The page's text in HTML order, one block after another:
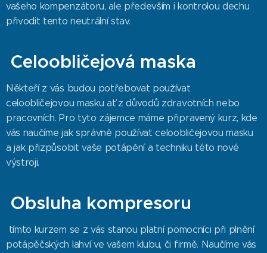
vašeho kompenzátoru, ale především i kontrolou dechu
přivodit tento neutrální stav.
Celoobličejová maska
Někteří z vás budou potřebovat používat
celoobličejovou masku ať z důvodů zdravotních nebo
pracovních. Pro tyto zájemce máme připravený kurz, kde
vás naučíme jak správně používat celoobličejovou masku
a jak přizpůsobit vaše potápění a techniku této nové
výstroji.
Obsluha kompresoru
tímto kurzem se z vás stanou platní pomocníci při plnění
potápěčských lahví ve vašem klubu, či firmě. Naučíme vás